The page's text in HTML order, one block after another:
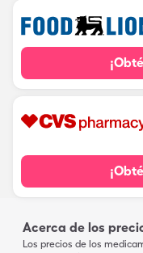
Acerca de los
Los precios de los